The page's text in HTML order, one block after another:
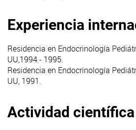
Experiencia
Residencia en Endocrinología
UU,1994 - 1995.
Residencia en Endocrinología
UU, 1991.
Actividad científica